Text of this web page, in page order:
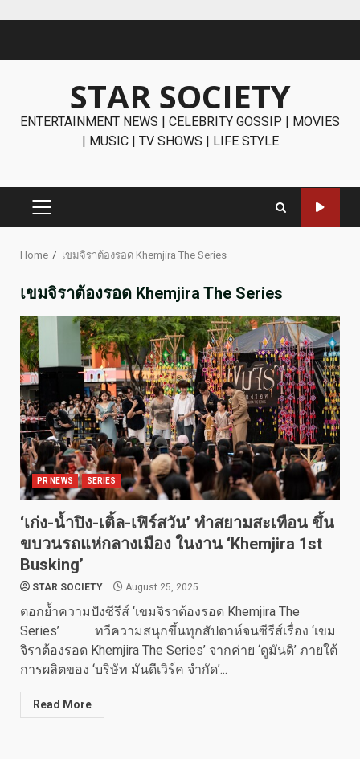
STAR SOCIETY
ENTERTAINMENT NEWS | CELEBRITY GOSSIP | MOVIES
| MUSIC | TV SHOWS | LIFE STYLE
PRIMARY
Home เขมจิราต้องรอด Khemjira The Series
เขมจิราต้องรอด Khemjira The Series
PR NEWS SERIES
‘เก่ง-น้ำปิง-เติ้ล-เฟิร์สวัน’ ทำสยามสะเทือน ขึ้น
ขบวนรถแห่กลางเมือง ในงาน ‘Khemjira 1st
Busking’
STAR SOCIETY August 25, 2025
ตอกย้ำความปังซีรีส์ ‘เขมจิราต้องรอด Khemjira The
Series’ ทวีความสนุกขึ้นทุกสัปดาห์จนซีรีส์เรื่อง ‘เขม
จิราต้องรอด Khemjira The Series’ จากค่าย ‘ดูมันดิ’ ภายใต้
การผลิตของ ‘บริษัท มันดีเวิร์ค จำกัด’...
Read More